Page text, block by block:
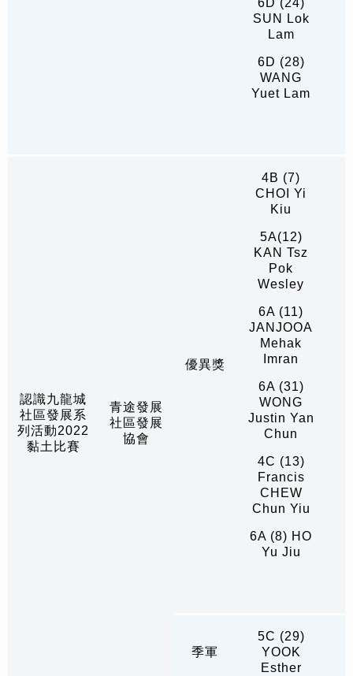
6D (24)
SUN Lok
Lam
6D (28)
WANG
Yuet Lam
認識九龍城
社區發展系
列活動2022
黏土比賽
青途發展
社區發展
協會
優異獎
4B (7)
CHOI Yi
Kiu
5A(12)
KAN Tsz
Pok
Wesley
6A (11)
JANJOOA
Mehak
Imran
6A (31)
WONG
Justin Yan
Chun
4C (13)
Francis
CHEW
Chun Yiu
6A (8) HO
Yu Jiu
季軍
5C (29)
YOOK
Esther